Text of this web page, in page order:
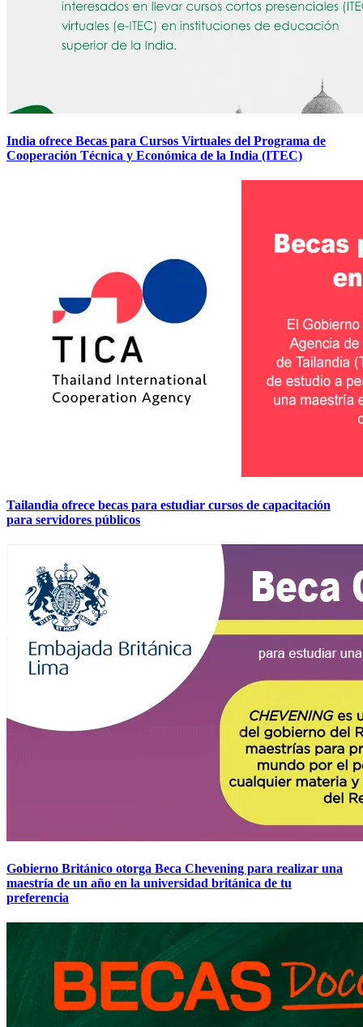
India ofrece Becas para Cursos Virtuales del Programa de
Cooperación Técnica y Económica de la India (ITEC)
Tailandia ofrece becas para estudiar cursos de capacitación
para servidores públicos
Gobierno Británico otorga Beca Chevening para realizar una
maestría de un año en la universidad británica de tu
preferencia